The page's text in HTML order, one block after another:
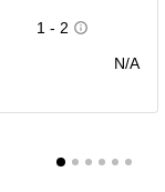
1 - 2
N/A